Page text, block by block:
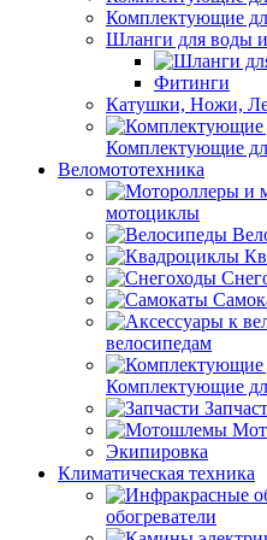
Комплектующие
Шланги для воды
Фитинги
Катушки, Ножи,
Комплектующие
Веломототехника
мотоциклы
велосипедам
Комплектующие
Экипировка
Климатическая техника
обогреватели